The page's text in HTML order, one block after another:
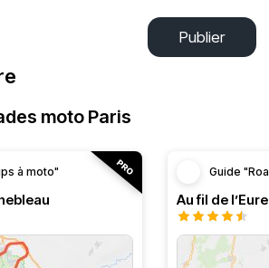
Publier
moto Paris
à moto" Guide
Au fil de l’Eure